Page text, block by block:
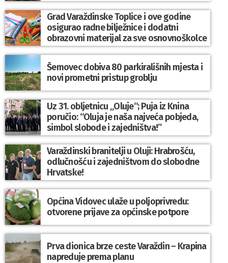
Grad Varaždinske Toplice i ove godine
osigurao radne bilježnice i dodatni
obrazovni materijal za sve osnovnoškolce
Šemovec dobiva 80 parkirališnih mjesta i
novi prometni pristup groblju
Uz 31. obljetnicu „Oluje“; Puja iz Knina
poručio: “Oluja je naša najveća pobjeda,
simbol slobode i zajedništva!”
Varaždinski branitelji u Oluji: Hrabrošću,
odlučnošću i zajedništvom do slobodne
Hrvatske!
Općina Vidovec ulaže u poljoprivredu:
otvorene prijave za općinske potpore
Prva dionica brze ceste Varaždin – Krapina
napreduje prema planu